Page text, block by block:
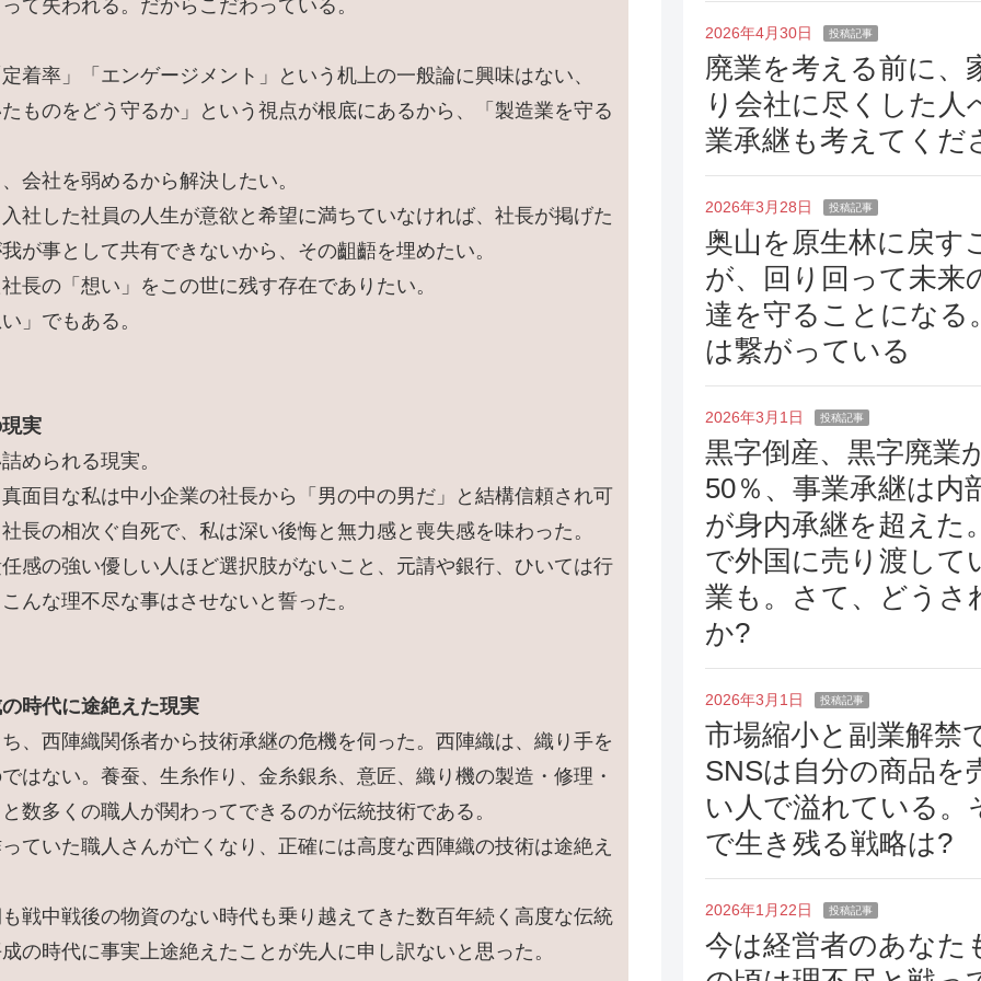
て失われる。だからこだわっている。
着率」「エンゲージメント」という机上の一般論に興味はない、
ものをどう守るか」という視点が根底にあるから、「製造業を守る
会社を弱めるから解決したい。
社した社員の人生が意欲と希望に満ちていなければ、社長が掲げた
が事として共有できないから、その齟齬を埋めたい。
長の「想い」をこの世に残す存在でありたい。
」でもある。
実
められる現実。
面目な私は中小企業の社長から「男の中の男だ」と結構信頼され可
長の相次ぐ自死で、私は深い後悔と無力感と喪失感を味わった。
感の強い優しい人ほど選択肢がないこと、元請や銀行、ひいては行
んな理不尽な事はさせないと誓った。
時代に途絶えた現実
、西陣織関係者から技術承継の危機を伺った。西陣織は、織り手を
はない。養蚕、生糸作り、金糸銀糸、意匠、織り機の製造・修理・
数多くの職人が関わってできるのが伝統技術である。
ていた職人さんが亡くなり、正確には高度な西陣織の技術は途絶え
戦中戦後の物資のない時代も乗り越えてきた数百年続く高度な伝統
の時代に事実上途絶えたことが先人に申し訳ないと思った。
2026年4月30日 投稿記事
廃業を考える前に、
り会社に尽くした人
業承継も考えてくだ
2026年3月28日 投稿記事
奥山を原生林に戻す
が、回り回って未来
達を守ることになる
は繋がっている
2026年3月1日 投稿記事
黒字倒産、黒字廃業
50％、事業承継は内
が身内承継を超えた
で外国に売り渡して
業も。さて、どうさ
か?
2026年3月1日 投稿記事
市場縮小と副業解禁
SNSは自分の商品を
い人で溢れている。
で生き残る戦略は?
2026年1月22日 投稿記事
今は経営者のあなた